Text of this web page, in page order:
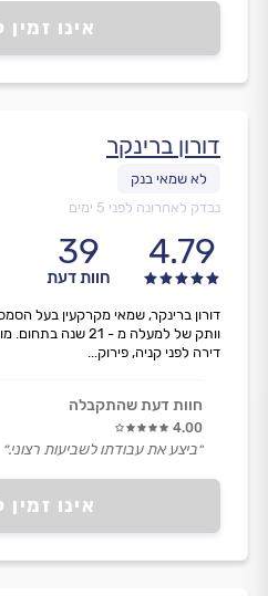
אינו
דורון ברינקר
נבדק לאחרונה לפני 5 ימים
4.79
39
חוות דעת
אינו
דורון ברינקר, שמאי מקרקעין בעל
וותק של למעלה מ -
דירה לפני קניה, פירוק...
חוות דעת שהתקבלה
4.00
״ביצע את עבודתו לשביעות רצוני.״